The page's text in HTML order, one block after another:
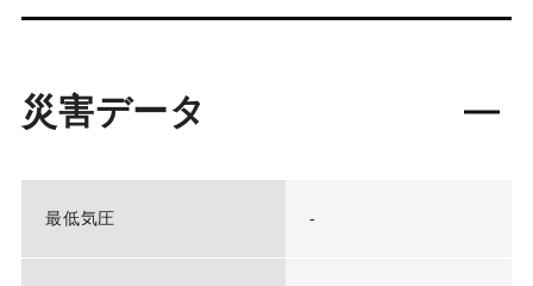
災害データ
最低気圧 -